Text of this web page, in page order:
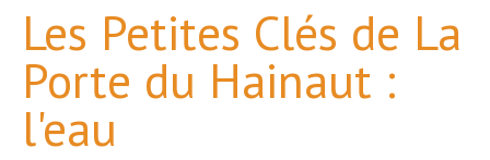
Les Petites Clés de La
Porte du Hainaut :
l'eau